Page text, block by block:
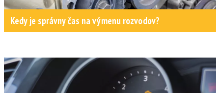
Kedy je správny čas na výmenu rozvodov?